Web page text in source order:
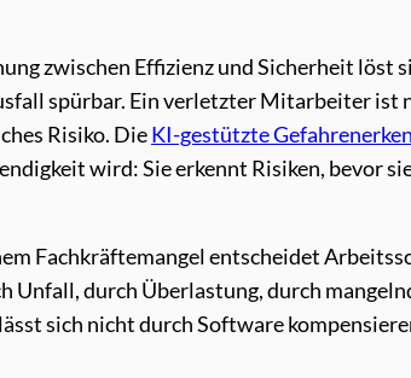
zwischen Effizienz und Sicherheit löst
spürbar. Ein verletzter Mitarbeiter ist
Risiko. DieKI-gestützte
wird: Sie erkennt Risiken, bevor
Fachkräftemangel entscheidet
Unfall, durch Überlastung, durch
sich nicht durch Software